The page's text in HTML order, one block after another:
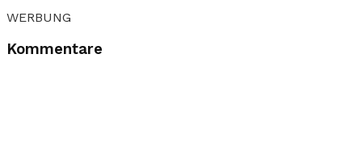
WERBUNG
Kommentare